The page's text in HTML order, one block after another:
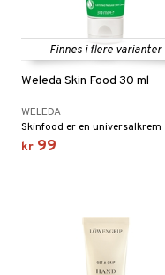
Finnes i flere varianter
Weleda Skin Food 30 ml
WELEDA
kr 99